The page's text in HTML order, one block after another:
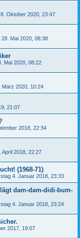
Oktober 2020, 23:47
Mai 2020, 08:38
Mai 2020, 08:22
März 2020, 10:24
21:07
2018, 22:34
April 2018, 22:27
(1968-71)
4. Januar 2018, 23:33
dam-dam-didi-bum-
4. Januar 2018, 23:24
2017, 19:07